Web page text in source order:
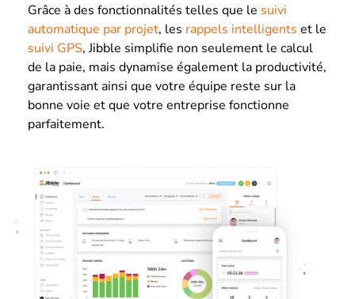
Grâce à des fonctionnalités telles que le suivi
automatique par projet, les rappels intelligents et le
suivi GPS, Jibble simplifie non seulement le calcul
de la paie, mais dynamise également la productivité,
garantissant ainsi que votre équipe reste sur la
bonne voie et que votre entreprise fonctionne
parfaitement.